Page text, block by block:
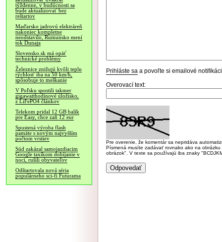
týždenne, v budúcnosti sa
bude aktualizovať bez
reštartov
Maďarsko jadrovú elektráreň
nakoniec kompletne
neodstavilo, Rumunsko mení
tok Dunaja
Slovensko.sk má opäť
technické problémy
Železnice znižujú kvôli teplu
rýchlosť iba na 50 km/h,
spôsobuje to meškanie
V Poľsku spustili takmer
gigawatthodinové úložisko,
z LiFePO4 článkov
Telekom pridal 12 GB balík
pre Easy, chce zaň 12 eur
Spustená výroba flash
pamäte s novým najvyšším
počtom vrstiev
Súd zakázal samojazdiacim
Google taxíkom dobíjanie v
noci, rušili obyvateľov
Odštartovala nová séria
populárneho sci-fi Futurama
Prihláste sa a povoľte si emailové
Overovací text:
Pre overenie, že komentár sa nepridáva
Písmená musíte zadávať rovnako ako na
obrázok". V texte sa používajú iba znaky